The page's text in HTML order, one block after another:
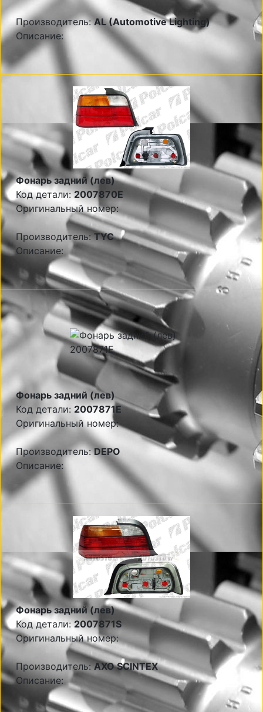
Производитель:AL (Automotive Lighting)
Описание:
Фонарь задний (лев)
Код детали:2007870E
Оригинальный номер:
Производитель:TYC
Описание:
Фонарь задний (лев)
Код детали: 2007871E
Оригинальный номер:
Производитель:DEPO
Описание:
Фонарь задний (лев)
Код детали:2007871S
Оригинальный номер:
Производитель:AXO SCINTEX
Описание: